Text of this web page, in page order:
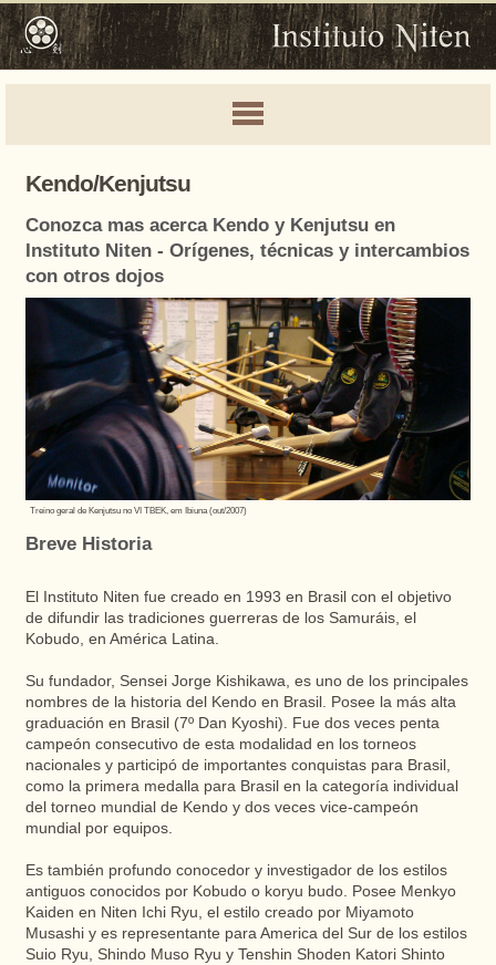
Kendo/Kenjutsu
Conozca mas acerca Kendo y Kenjutsu en
Instituto Niten - Orígenes, técnicas y intercambios
con otros dojos
Treino geral de Kenjutsu no VI TBEK, em Ibiuna (out/2007)
Breve Historia
El Instituto Niten fue creado en 1993 en Brasil con el objetivo
de difundir las tradiciones guerreras de los Samuráis, el
Kobudo, en América Latina.
Su fundador, Sensei Jorge Kishikawa, es uno de los principales
nombres de la historia del Kendo en Brasil. Posee la más alta
graduación en Brasil (7º Dan Kyoshi). Fue dos veces penta
campeón consecutivo de esta modalidad en los torneos
nacionales y participó de importantes conquistas para Brasil,
como la primera medalla para Brasil en la categoría individual
del torneo mundial de Kendo y dos veces vice-campeón
mundial por equipos.
Es también profundo conocedor y investigador de los estilos
antiguos conocidos por Kobudo o koryu budo. Posee Menkyo
Kaiden en Niten Ichi Ryu, el estilo creado por Miyamoto
Musashi y es representante para America del Sur de los estilos
Suio Ryu, Shindo Muso Ryu y Tenshin Shoden Katori Shinto